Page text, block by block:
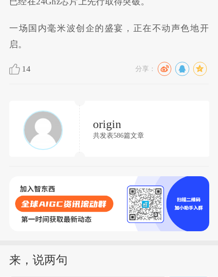
一场国内毫米波创企的盛宴，正在不动声色地开
启。
14 分享：
origin
共发表586篇文章
来，说两句